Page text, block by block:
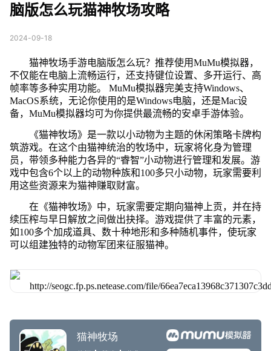
脑版怎么玩猫神牧场攻略
2024-09-18
猫神牧场手游电脑版怎么玩？推荐使用MuMu模拟器，
不仅能在电脑上流畅运行，还支持键位设置、多开运行、高
帧率等多种实用功能。 MuMu模拟器完美支持Windows、
MacOS系统，无论你使用的是Windows电脑，还是Mac设
备，MuMu模拟器均可为你提供最流畅的安卓手游体验。
《猫神牧场》是一款以小动物为主题的休闲策略卡牌构
筑游戏。在这个由猫神统治的牧场中，玩家将化身为管理
员，带领多种能力各异的“睿智”小动物进行管理和发展。游
戏中包含6个以上的动物种族和100多只小动物，玩家需要利
用这些资源来为猫神赚取财富。
在《猫神牧场》中，玩家需要定期向猫神上贡，并在持
续压榨与早日解放之间做出抉择。游戏提供了丰富的元素，
如100多个加成道具、数十种地形和多种随机事件，使玩家
可以组建独特的动物军团来征服猫神。